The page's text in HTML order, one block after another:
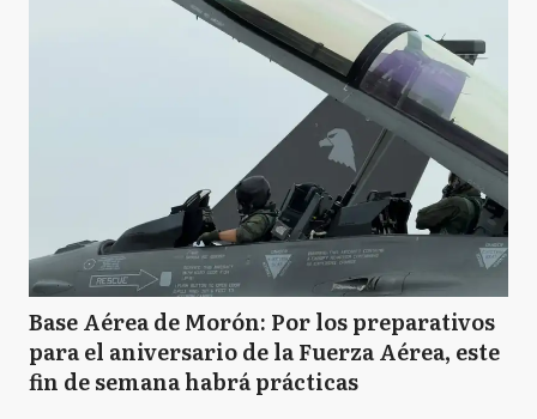
Base Aérea de Morón: Por los preparativos
para el aniversario de la Fuerza Aérea, este
fin de semana habrá prácticas